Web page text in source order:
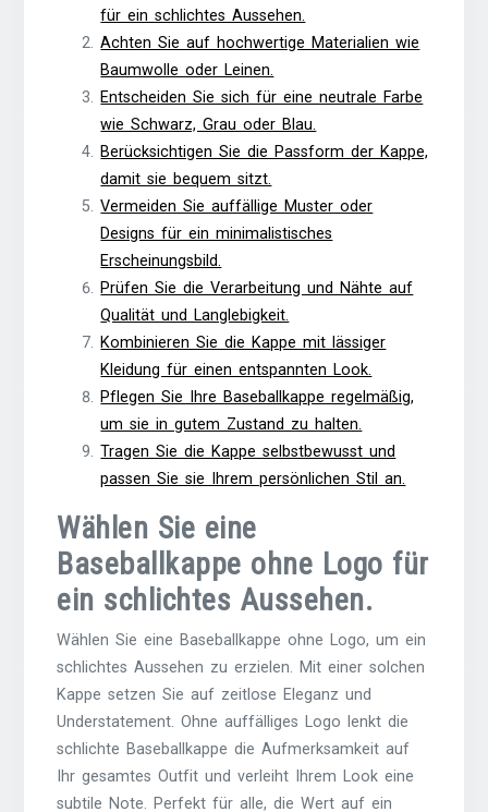
für ein schlichtes Aussehen.
Achten Sie auf hochwertige Materialien wie
Baumwolle oder Leinen.
Entscheiden Sie sich für eine neutrale Farbe
wie Schwarz, Grau oder Blau.
Berücksichtigen Sie die Passform der Kappe,
damit sie bequem sitzt.
Vermeiden Sie auffällige Muster oder
Designs für ein minimalistisches
Erscheinungsbild.
Prüfen Sie die Verarbeitung und Nähte auf
Qualität und Langlebigkeit.
Kombinieren Sie die Kappe mit lässiger
Kleidung für einen entspannten Look.
Pflegen Sie Ihre Baseballkappe regelmäßig,
um sie in gutem Zustand zu halten.
Tragen Sie die Kappe selbstbewusst und
passen Sie sie Ihrem persönlichen Stil an.
Wählen Sie eine
Baseballkappe ohne Logo für
ein schlichtes Aussehen.
Wählen Sie eine Baseballkappe ohne Logo, um ein
schlichtes Aussehen zu erzielen. Mit einer solchen
Kappe setzen Sie auf zeitlose Eleganz und
Understatement. Ohne auffälliges Logo lenkt die
schlichte Baseballkappe die Aufmerksamkeit auf
Ihr gesamtes Outfit und verleiht Ihrem Look eine
subtile Note. Perfekt für alle, die Wert auf ein